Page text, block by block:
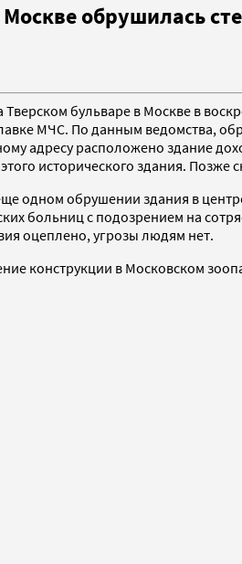
обрушилась
бульваре в Москве в
МЧС. По данным ведомства,
адресу расположено здание
этого исторического здания.
одном обрушении здания в
больниц с подозрением на
оцеплено, угрозы людям нет.
конструкции в Московском